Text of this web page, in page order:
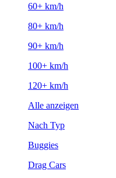
60+ km/h
80+ km/h
90+ km/h
100+ km/h
120+ km/h
Alle anzeigen
Nach Typ
Buggies
Drag Cars